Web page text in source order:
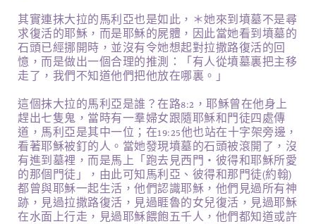
其實連抹大拉的馬利亞也是如此，＊她來到墳墓不是尋
求復活的耶穌，而是耶穌的屍體，因此當她看到墳墓的
石頭已經挪開時，並沒有令她想起對拉撒路復活的回
憶，而是做出一個合理的推測：「有人從墳墓裏把主移
走了，我們不知道他們把他放在哪裏。」
這個抹大拉的馬利亞是誰？在路8:2，耶穌曾在他身上
趕出七隻鬼，當時有一羣婦女跟隨耶穌和門徒四處傳
道，馬利亞是其中一位；在19:25他也站在十字架旁邊，
看著耶穌被釘的人。當她發現墳墓的石頭被滾開了，沒
有進到墓裡，而是馬上「跑去見西門‧彼得和耶穌所愛
的那個門徒」，由此可知馬利亞、彼得和那門徒(約翰)
都曾與耶穌一起生活，他們認識耶穌，他們見過所有神
跡，見過拉撒路復活，見過睚魯的女兒復活，見過耶穌
在水面上行走，見過耶穌餵飽五千人，他們都知道或許